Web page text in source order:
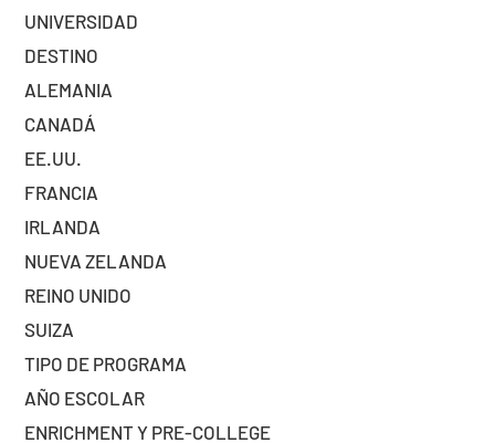
UNIVERSIDAD
DESTINO
ALEMANIA
CANADÁ
EE.UU.
FRANCIA
IRLANDA
NUEVA ZELANDA
REINO UNIDO
SUIZA
TIPO DE PROGRAMA
AÑO ESCOLAR
ENRICHMENT Y PRE-COLLEGE